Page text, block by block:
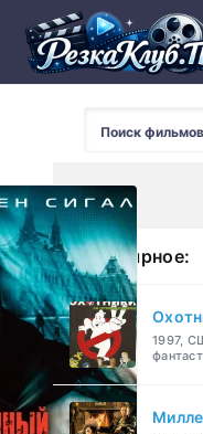
Популярное:
1997,